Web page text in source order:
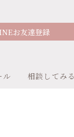
お友達登録
ル 相談してみる